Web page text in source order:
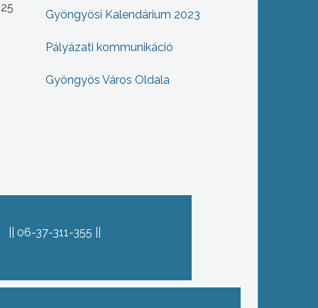
Gyöngyösi Kalendárium 2023
Pályázati kommunikáció
Gyöngyös Város Oldala
06-37-311-355